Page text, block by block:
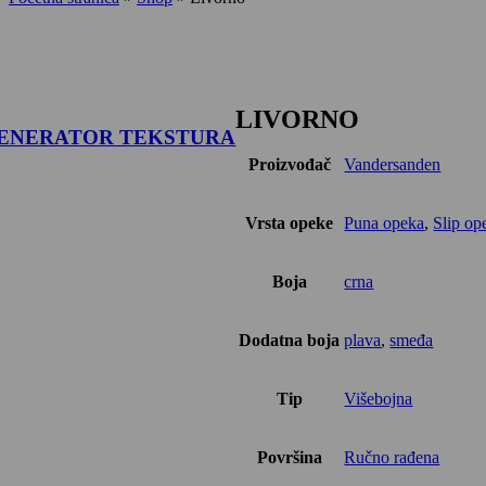
TEKSTURA
LIVORNO
Proizvođač Vandersanden
Vrsta opeke Puna opeka, Slip
Boja crna
Dodatna boja plava,smeđa
Tip Višebojna
Površina Ručno rađena